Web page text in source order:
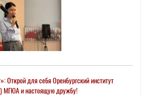
Открой для себя Оренбургский институт
МГЮА и настоящую дружбу!